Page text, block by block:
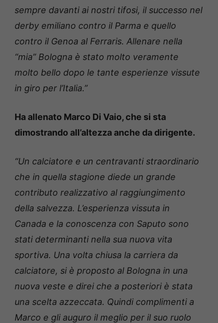
sempre davanti ai nostri tifosi, il successo nel
derby emiliano contro il Parma e quello
contro il Genoa al Ferraris. Allenare nella
“mia” Bologna è stato molto veramente
molto bello dopo le tante esperienze vissute
in giro per l’Italia.”
Ha allenato Marco Di Vaio, che si sta
dimostrando all’altezza anche da dirigente.
“Un calciatore e un centravanti straordinario
che in quella stagione diede un grande
contributo realizzativo al raggiungimento
della salvezza. L’esperienza vissuta in
Canada e la conoscenza con Saputo sono
stati determinanti nella sua nuova vita
sportiva. Una volta chiusa la carriera da
calciatore, si è proposto al Bologna in una
nuova veste e direi che a posteriori è stata
una scelta azzeccata. Quindi complimenti a
Marco e gli auguro il meglio per il suo ruolo